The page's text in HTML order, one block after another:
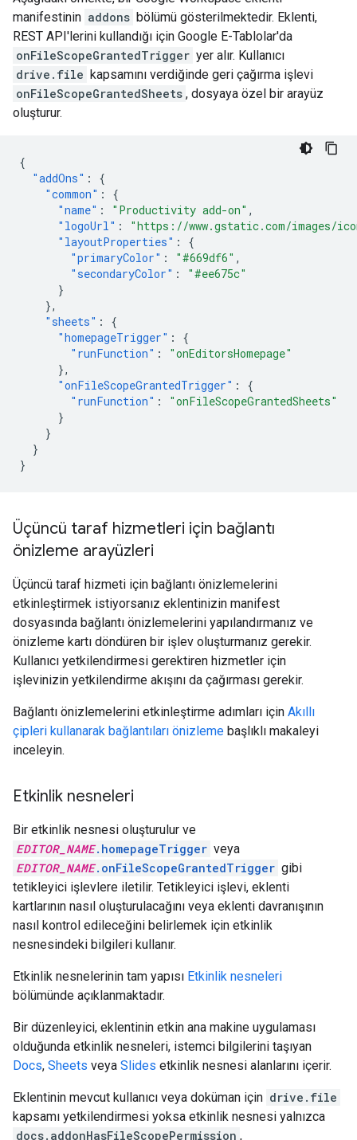
manifestinin addons bölümü gösterilmektedir. Eklenti,
REST API'lerini kullandığı için Google E-Tablolar'da
onFileScopeGrantedTrigger yer alır. Kullanıcı
drive.file kapsamını verdiğinde geri çağırma işlevi
onFileScopeGrantedSheets , dosyaya özel bir arayüz
oluşturur.
{
"addOns" :
{
"common" :
{
"name" : "Productivity add-on" ,
"logoUrl" :
"https://www.gstatic.com/images/
"layoutProperties" :
{
"primaryColor" : "#669df6" ,
"secondaryColor" :
"#ee675c"
}
},
"sheets" :
{
"homepageTrigger" :
{
"runFunction" :
"onEditorsHomepage"
},
"onFileScopeGrantedTrigger" :
{
"runFunction" :
"onFileScopeGrantedSheets"
}
}
}
}
Üçüncü taraf hizmetleri için bağlantı
önizleme arayüzleri
Üçüncü taraf hizmeti için bağlantı önizlemelerini
etkinleştirmek istiyorsanız eklentinizin manifest
dosyasında bağlantı önizlemelerini yapılandırmanız ve
önizleme kartı döndüren bir işlev oluşturmanız gerekir.
Kullanıcı yetkilendirmesi gerektiren hizmetler için
işlevinizin yetkilendirme akışını da çağırması gerekir.
Bağlantı önizlemelerini etkinleştirme adımları için Akıllı
çipleri kullanarak bağlantıları önizleme başlıklı makaleyi
inceleyin.
Etkinlik nesneleri
Bir etkinlik nesnesi oluşturulur ve
EDITOR_NAME.homepageTrigger veya
EDITOR_NAME.onFileScopeGrantedTrigger gibi
tetikleyici işlevlere iletilir. Tetikleyici işlevi, eklenti
kartlarının nasıl oluşturulacağını veya eklenti davranışının
nasıl kontrol edileceğini belirlemek için etkinlik
nesnesindeki bilgileri kullanır.
Etkinlik nesnelerinin tam yapısı Etkinlik nesneleri
bölümünde açıklanmaktadır.
Bir düzenleyici, eklentinin etkin ana makine uygulaması
olduğunda etkinlik nesneleri, istemci bilgilerini taşıyan
Docs, Sheets veya Slides etkinlik nesnesi alanlarını içerir.
Eklentinin mevcut kullanıcı veya doküman için drive.file
kapsamı yetkilendirmesi yoksa etkinlik nesnesi yalnızca
docs.addonHasFileScopePermission ,